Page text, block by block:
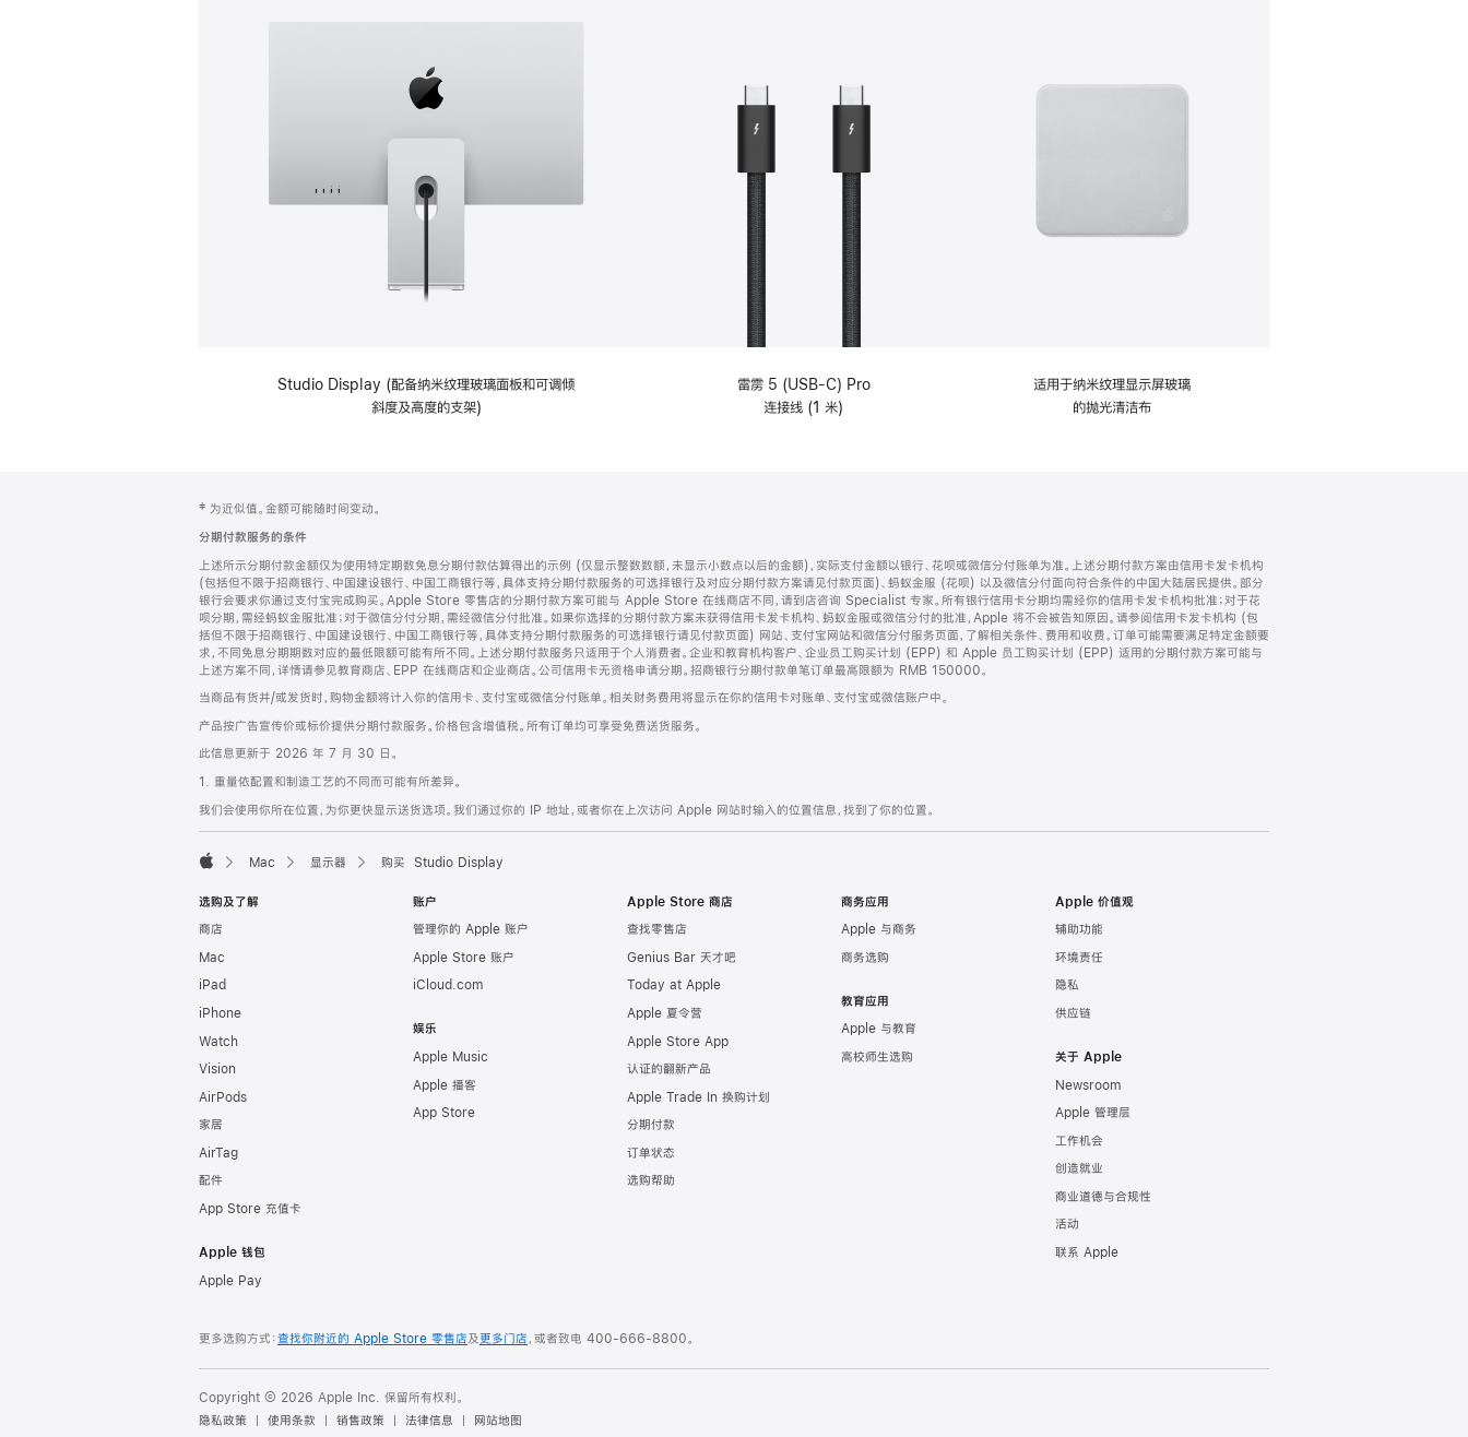
Studio Display (配备纳米纹理玻璃面板和可调倾
斜度及高度的支架)
雷雳 5 (USB-C) Pro
连接线 (1 米)
适用于纳米纹理显示屏玻璃
的抛光清洁布
页
脚
注
‡ 为近似值。金额可能随时间变动。
分期付款服务的条件
上述所示分期付款金额仅为使用特定期数免息分期付款估算得出的示例 (仅显示整数数额，未显示小数点以后的金额)，实际支付金额以银行、花呗或微信分付账单为准。上述分期付款方案由信用卡发卡机构
(包括但不限于招商银行、中国建设银行、中国工商银行等，具体支持分期付款服务的可选择银行及对应分期付款方案请见付款页面)、蚂蚁金服 (花呗) 以及微信分付面向符合条件的中国大陆居民提供。部分
银行会要求你通过支付宝完成购买。Apple Store 零售店的分期付款方案可能与 Apple Store 在线商店不同，请到店咨询 Specialist 专家。所有银行信用卡分期均需经你的信用卡发卡机构批准；对于花
呗分期，需经蚂蚁金服批准；对于微信分付分期，需经微信分付批准。如果你选择的分期付款方案未获得信用卡发卡机构、蚂蚁金服或微信分付的批准，Apple 将不会被告知原因。请参阅信用卡发卡机构 (包
括但不限于招商银行、中国建设银行、中国工商银行等，具体支持分期付款服务的可选择银行请见付款页面) 网站、支付宝网站和微信分付服务页面，了解相关条件、费用和收费。订单可能需要满足特定金额要
求，不同免息分期期数对应的最低限额可能有所不同。上述分期付款服务只适用于个人消费者。企业和教育机构客户、企业员工购买计划 (EPP) 和 Apple 员工购买计划 (EPP) 适用的分期付款方案可能与
上述方案不同，详情请参见教育商店、EPP 在线商店和企业商店。公司信用卡无资格申请分期。招商银行分期付款单笔订单最高限额为 RMB 150000。
当商品有货并/或发货时，购物金额将计入你的信用卡、支付宝或微信分付账单。相关财务费用将显示在你的信用卡对账单、支付宝或微信账户中。
产品按广告宣传价或标价提供分期付款服务。价格包含增值税。所有订单均可享受免费送货服务。
此信息更新于 2026 年 7 月 30 日。
1. 重量依配置和制造工艺的不同而可能有所差异。
我们会使用你所在位置，为你更快显示送货选项。我们通过你的 IP 地址，或者你在上次访问 Apple 网站时输入的位置信息，找到了你的位置。
Mac 显示器 购买 Studio Display
选购及了解
商店
Mac
iPad
iPhone
Watch
Vision
AirPods
家居
AirTag
配件
App Store 充值卡
Apple 钱包
Apple Pay
账户
管理你的 Apple 账户
Apple Store 账户
iCloud.com
娱乐
Apple Music
Apple 播客
App Store
Apple Store 商店
查找零售店
Genius Bar 天才吧
Today at Apple
Apple 夏令营
Apple Store App
认证的翻新产品
Apple Trade In 换购计划
分期付款
订单状态
选购帮助
商务应用
Apple 与商务
商务选购
教育应用
Apple 与教育
高校师生选购
Apple 价值观
辅助功能
环境责任
隐私
供应链
关于 Apple
Newsroom
Apple 管理层
工作机会
创造就业
商业道德与合规性
活动
联系 Apple
更多选购方式：查找你附近的 Apple Store 零售店及更多门店，或者致电 400-666-8800。
Copyright © 2026 Apple Inc. 保留所有权利。
隐私政策
使用条款 销售政策 法律信息 网站地图